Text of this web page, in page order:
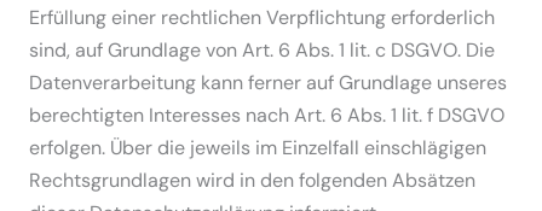
Erfüllung einer recht­lichen Verpflichtung erfor­derlich
sind, auf Grundlage von Art. 6 Abs. 1 lit. c DSGVO. Die
Daten­ver­ar­beitung kann ferner auf Grundlage unseres
berech­tigten Inter­esses nach Art. 6 Abs. 1 lit. f DSGVO
erfolgen. Über die jeweils im Einzelfall einschlä­gigen
Rechts­grund­lagen wird in den folgenden Absätzen